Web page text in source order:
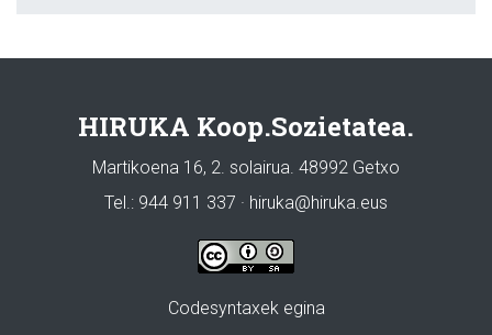
HIRUKA Koop.Sozietatea.
Martikoena 16, 2. solairua. 48992 Getxo
Tel.: 944 911 337 · hiruka@hiruka.eus
Codesyntaxek egina